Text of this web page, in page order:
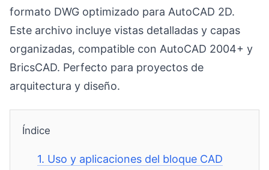
formato DWG optimizado para AutoCAD 2D.
Este archivo incluye vistas detalladas y capas
organizadas, compatible con AutoCAD 2004+ y
BricsCAD. Perfecto para proyectos de
arquitectura y diseño.
Índice
1. Uso y aplicaciones del bloque CAD